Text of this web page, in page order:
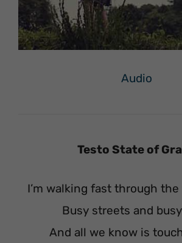
Audio
Testo State of
I’m walking fast through
Busy streets and
And all we know is